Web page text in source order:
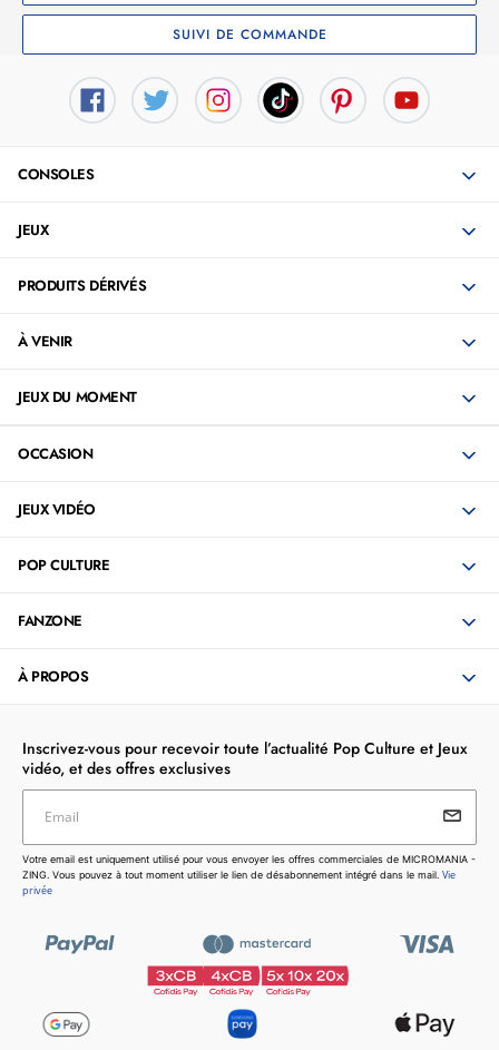
SUIVI DE COMMANDE
CONSOLES
JEUX
PRODUITS DÉRIVÉS
À VENIR
JEUX DU MOMENT
OCCASION
JEUX VIDÉO
POP CULTURE
FANZONE
À PROPOS
Inscrivez-vous pour recevoir toute l’actualité Pop Culture et Jeux
vidéo, et des offres exclusives
Votre email est uniquement utilisé pour vous envoyer les
offres commerciales de MICROMANIA - ZING. Vous pouvez
à tout moment utiliser le lien de désabonnement intégré dans
Email
Votre email est uniquement utilisé pour vous envoyer les offres commerciales de MICROMANIA -
ZING. Vous pouvez à tout moment utiliser le lien de désabonnement intégré dans le mail. Vie
privée